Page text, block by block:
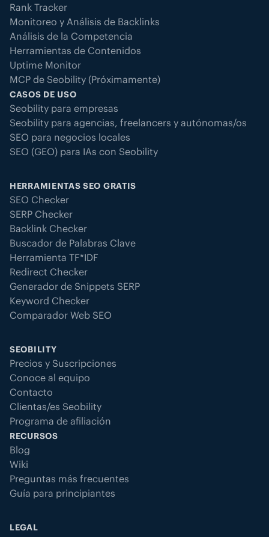
Rank Tracker
Monitoreo y Análisis de Backlinks
Análisis de la Competencia
Herramientas de Contenidos
Uptime Monitor
MCP de Seobility (Próximamente)
CASOS DE USO
Seobility para empresas
Seobility para agencias, freelancers y autónomas/os
SEO para negocios locales
SEO (GEO) para IAs con Seobility
HERRAMIENTAS SEO GRATIS
SEO Checker
SERP Checker
Backlink Checker
Buscador de Palabras Clave
Herramienta TF*IDF
Redirect Checker
Generador de Snippets SERP
Keyword Checker
Comparador Web SEO
SEOBILITY
Precios y Suscripciones
Conoce al equipo
Contacto
Clientas/es Seobility
Programa de afiliación
RECURSOS
Blog
Wiki
Preguntas más frecuentes
Guía para principiantes
LEGAL